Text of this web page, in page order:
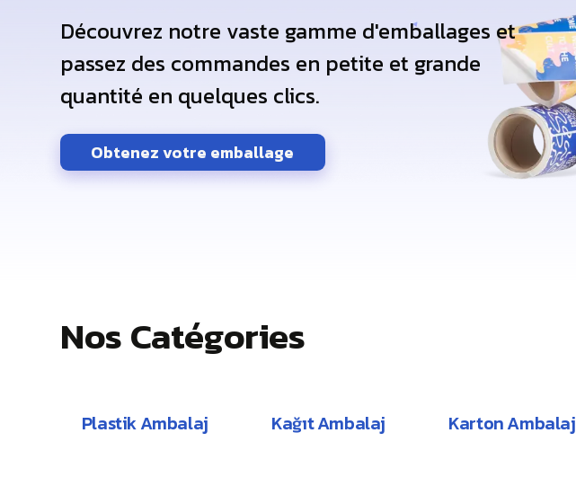
Découvrez notre vaste gamme d'emballages et
passez des commandes en petite et grande
quantité en quelques clics.
Obtenez votre emballage
Nos Catégories
Plastik Ambalaj Kağıt Ambalaj Karton Ambalaj